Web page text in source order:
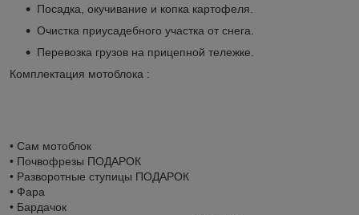
Посадка, окучивание и копка картофеля.
Очистка приусадебного участка от снега.
Перевозка грузов на прицепной тележке.
Комплектация мотоблока :
• Сам мотоблок
• Почвофрезы ПОДАРОК
• Разворотные ступицы ПОДАРОК
• Фара
• Бардачок